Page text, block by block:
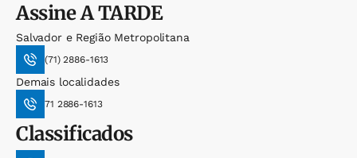
AssineA TARDE
Salvador e Região Metropolitana
(71) 2886-1613
Demais localidades
71 2886-1613
Classificados